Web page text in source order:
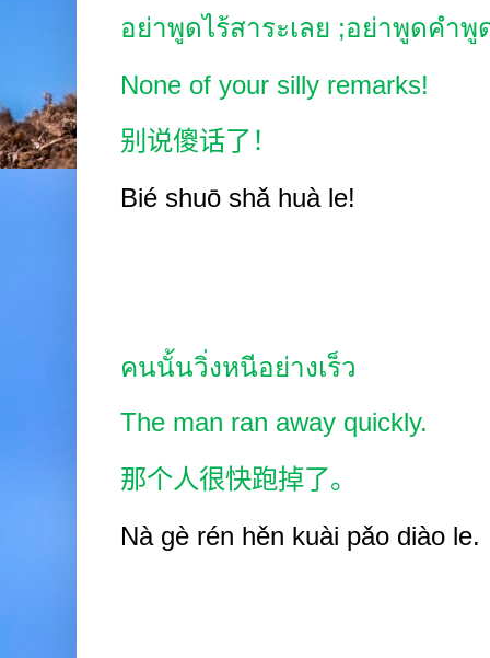
อย่าพูดไร้สาระเลย ;อย่าพูดคำพู
None of your silly remarks!
别说傻话了！
Bié shuō shǎ huà le!
คนนั้นวิ่งหนีอย่างเร็ว
The man ran away quickly.
那个人很快跑掉了。
Nà gè rén hěn kuài pǎo diào le.